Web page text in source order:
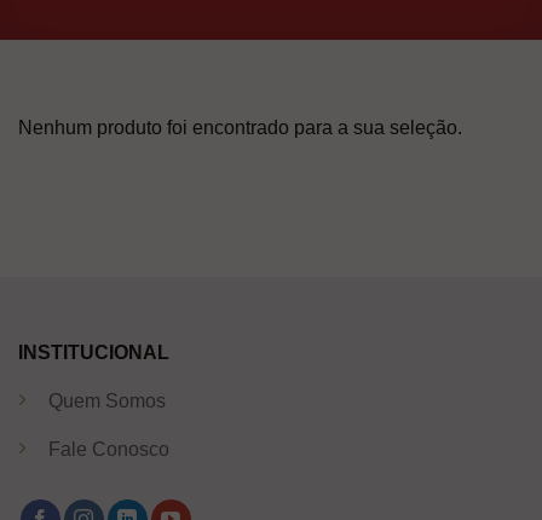
Nenhum produto foi encontrado para a sua seleção.
INSTITUCIONAL
Quem Somos
Fale Conosco